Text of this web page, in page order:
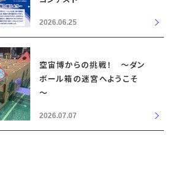
2026.06.25
空宙博からの挑戦！ ～ダン
ボール箱の迷宮へようこそ
～
2026.07.07